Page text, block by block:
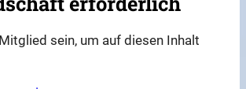
sein, um auf diesen Inhalt